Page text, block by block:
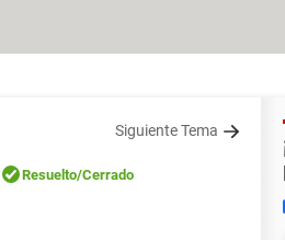
Siguiente Tema
Resuelto/Cerrado